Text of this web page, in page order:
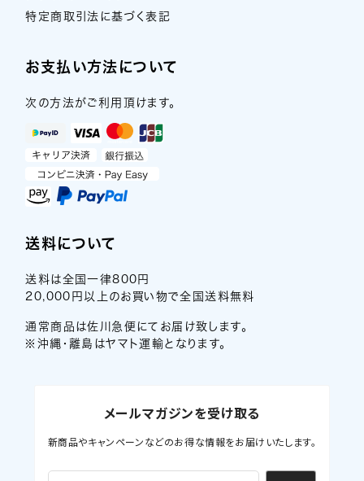
特定商取引法に基づく表記
お支払い方法について
次の方法がご利用頂けます。
送料について
送料は全国一律800円
20,000円以上のお買い物で全国送料無料
通常商品は佐川急便にてお届け致します。
※沖縄・離島はヤマト運輸となります。
メールマガジンを受け取る
新商品やキャンペーンなどのお得な情報をお届けいたします。